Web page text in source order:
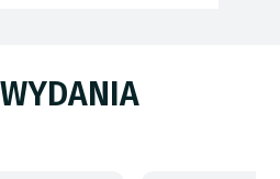
WYDANIA